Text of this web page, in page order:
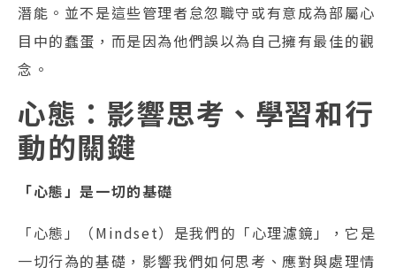
潛能。並不是這些管理者怠忽職守或有意成為部屬心
目中的蠢蛋，而是因為他們誤以為自己擁有最佳的觀
念。
心態：影響思考、學習和行
動的關鍵
「心態」是一切的基礎
「心態」（Mindset）是我們的「心理濾鏡」，它是
一切行為的基礎，影響我們如何思考、應對與處理情